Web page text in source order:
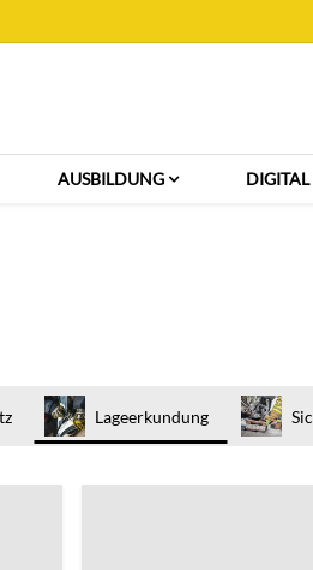
AUSBILDUNG DIGITAL
Lageerkundung